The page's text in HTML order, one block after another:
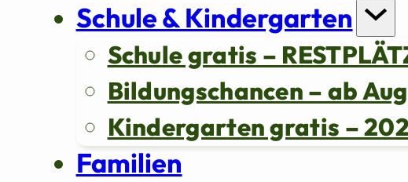
Schule & Kindergarten
Schule gratis –
Bildungschancen – ab
Kindergarten gratis –
Familien